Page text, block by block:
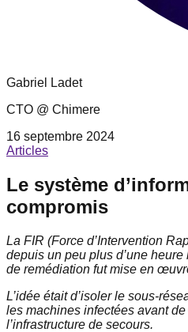
Gabriel Ladet
CTO @ Chimere
16 septembre 2024
Articles
Le système
compromis
La FIR (Force d’Intervention
depuis un peu plus d’une
de remédiation fut mise en
L’idée était d’isoler le sous-
les machines infectées avant
l’infrastructure de secours.